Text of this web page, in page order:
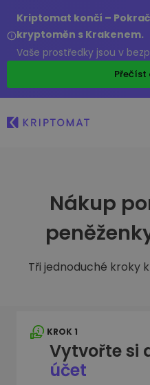
Kriptomat končí –
kryptoměn s Krakenem.
Vaše prostředky jsou v
Přečíst
Nákup
Tři jednoduché kroky k
KROK 1
Vytvořte si
účet